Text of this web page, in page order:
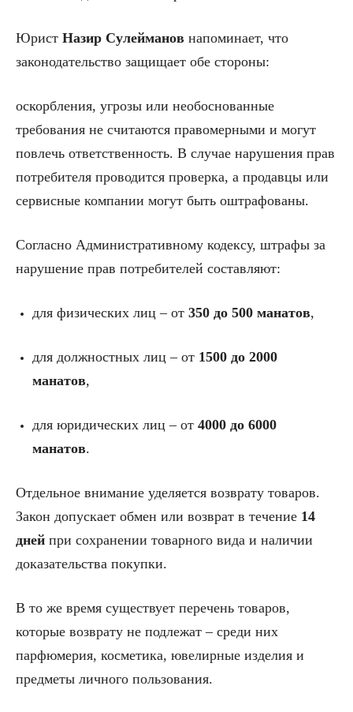
Юрист Назир Сулейманов напоминает, что
законодательство защищает обе стороны:
оскорбления, угрозы или необоснованные
требования не считаются правомерными и могут
повлечь ответственность. В случае нарушения прав
потребителя проводится проверка, а продавцы или
сервисные компании могут быть оштрафованы.
Согласно Административному кодексу, штрафы за
нарушение прав потребителей составляют:
для физических лиц – от 350 до 500 манатов,
для должностных лиц – от 1500 до 2000
манатов,
для юридических лиц – от 4000 до 6000
манатов.
Отдельное внимание уделяется возврату товаров.
Закон допускает обмен или возврат в течение 14
дней при сохранении товарного вида и наличии
доказательства покупки.
В то же время существует перечень товаров,
которые возврату не подлежат – среди них
парфюмерия, косметика, ювелирные изделия и
предметы личного пользования.